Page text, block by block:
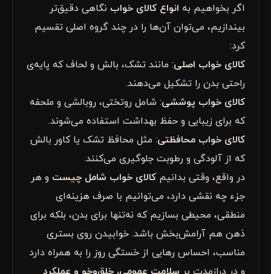
اگر بخواهیم به انواع کالای خواب نگاهی دقیق‌تر
بیندازیم، می‌توان آن‌ها را در چند گروه اصلی تقسیم
کرد:
کالای خواب اصلی: مانند تشک، بالش و لحاف که پایه‌ی
راحتی بدن را تشکیل می‌دهند.
کالای خواب پوششی: شامل روتختی، روبالشی و ملحفه
که برای زیبایی و حفظ بهداشت استفاده می‌شوند.
کالای خواب محافظتی: مثل محافظ تشک یا کاور بالش
که از آلودگی و رطوبت جلوگیری می‌کنند.
در واقع، وقتی بدانیم کالای خواب شامل چیست و هر
جزء چه نقشی دارد، می‌توانیم با صرف هزینه‌ای
منطقی، محیطی بسازیم که نه‌تنها برای بدن، بلکه برای
ذهن هم آرامش‌بخش باشد. خوابیدن روی بستری
مناسب، احساس رهایی از خستگی روز را به همراه دارد